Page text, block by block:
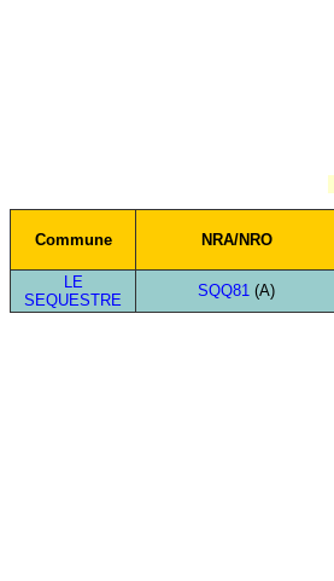
Commune NRA/NRO
LE
SEQUESTRE
SQQ81 (A)